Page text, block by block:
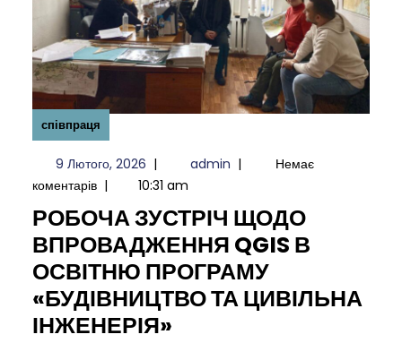
співпраця
9 Лютого, 20269
Лютого,
| admin admin
|
Немає
коментарів | 10:31 am
РОБОЧА ЗУСТРІЧ ЩОДО
ВПРОВАДЖЕННЯ QGIS В
ОСВІТНЮ ПРОГРАМУ
«БУДІВНИЦТВО ТА ЦИВІЛЬНА
ІНЖЕНЕРІЯ»